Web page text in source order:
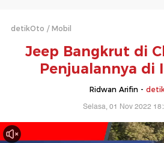
detikOto Mobil
Jeep Bangkrut di
Penjualannya di
Ridwan Arifin -
Selasa, 01 Nov 2022